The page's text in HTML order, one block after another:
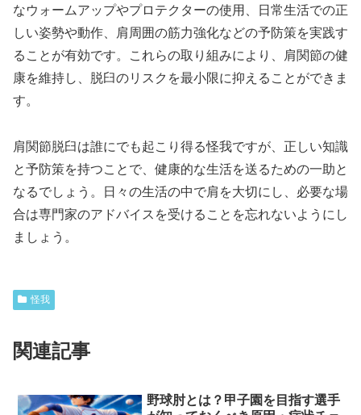
なウォームアップやプロテクターの使用、日常生活での正
しい姿勢や動作、肩周囲の筋力強化などの予防策を実践す
ることが有効です。これらの取り組みにより、肩関節の健
康を維持し、脱臼のリスクを最小限に抑えることができま
す。
肩関節脱臼は誰にでも起こり得る怪我ですが、正しい知識
と予防策を持つことで、健康的な生活を送るための一助と
なるでしょう。日々の生活の中で肩を大切にし、必要な場
合は専門家のアドバイスを受けることを忘れないようにし
ましょう。
怪我
関連記事
野球肘とは？甲子園を目指す選手